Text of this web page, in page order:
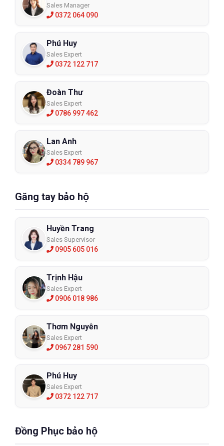
Sales Manager
0372 064 090
Phú Huy
Sales Expert
0372 122 717
Đoàn Thư
Sales Expert
0786 997 462
Lan Anh
Sales Expert
0334 789 967
Găng tay bảo hộ
Huyền Trang
Sales Supervisor
0905 605 016
Trịnh Hậu
Sales Expert
0906 018 986
Thơm Nguyễn
Sales Expert
0967 281 590
Phú Huy
Sales Expert
0372 122 717
Đồng Phục bảo hộ